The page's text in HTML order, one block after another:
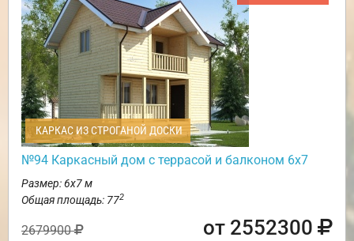
КАРКАС ИЗ СТРОГАНОЙ ДОСКИ
№94 Каркасный дом с террасой и балконом 6х7
Размер: 6х7 м
Общая площадь: 772
2679900 от 2552300